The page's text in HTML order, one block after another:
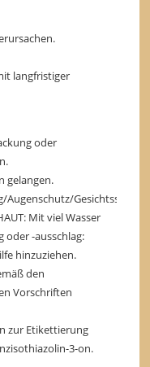
langfristiger
oder
gelangen.
Gesichtsschutz
Mit viel Wasser
oder -ausschlag:
hinzuziehen.
den
Vorschriften
zur Etikettierung
3-on.